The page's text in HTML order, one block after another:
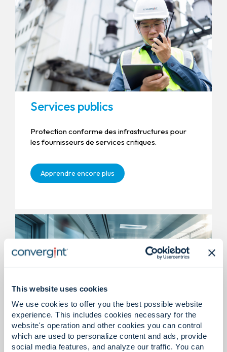
This website uses cookies
We use cookies to offer you the best possible website
experience. This includes cookies necessary for the
website's operation and other cookies you can control
which are used to personalize content and ads, provide
social media features, and analyze our traffic. You can
Services publics
Protection conforme des infrastructures pour
les fournisseurs de services critiques.
Apprendre encore plus
Médical / Hôpital / Santé